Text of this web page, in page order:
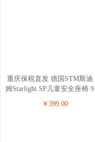
重庆保税直发 德国STM斯迪
姆Starlight SP儿童安全座椅 9
￥399.00